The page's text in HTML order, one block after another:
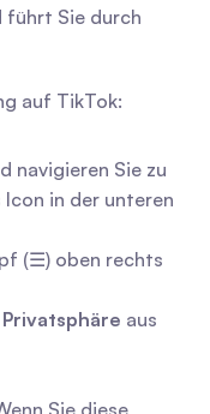
führt Sie durch
auf TikTok:
navigieren Sie zu
Icon in der unteren
(☰) oben rechts
aus
Sie diese